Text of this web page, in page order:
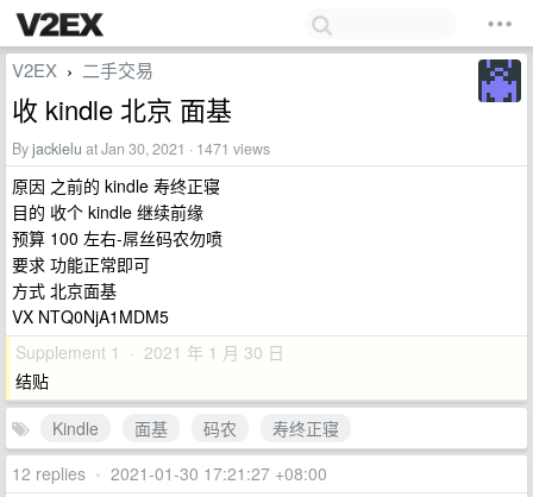
V2EX › 二手交易
收 kindle 北京 面基
Byjackielu at Jan 30, 2021 · 1471 views
原因 之前的 kindle 寿终正寝
目的 收个 kindle 继续前缘
预算 100 左右-屌丝码农勿喷
要求 功能正常即可
方式 北京面基
VX NTQ0NjA1MDM5
Supplement 1 · 2021 年 1 月 30 日
结贴
Kindle
面基 码农
寿终正寝
12 replies • 2021-01-30 17:21:27 +08:00